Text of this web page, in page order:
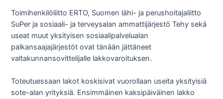
Toimihenkilöliitto ERTO, Suomen lähi- ja perushoitajaliitto
SuPer ja sosiaali- ja terveysalan ammattijärjestö Tehy sekä
useat muut yksityisen sosiaalipalvelualan
palkansaajajärjestöt ovat tänään jättäneet
valtakunnansovittelijalle lakkovaroituksen.
Toteutuessaan lakot koskisivat vuorollaan useita yksityisiä
sote-alan yrityksiä. Ensimmäinen kaksipäiväinen lakko